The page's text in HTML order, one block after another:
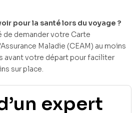
pour la santé lors du voyage ?
de demander votre Carte
Maladie (CEAM) au moins
avant votre départ pour faciliter
sur place.
expert